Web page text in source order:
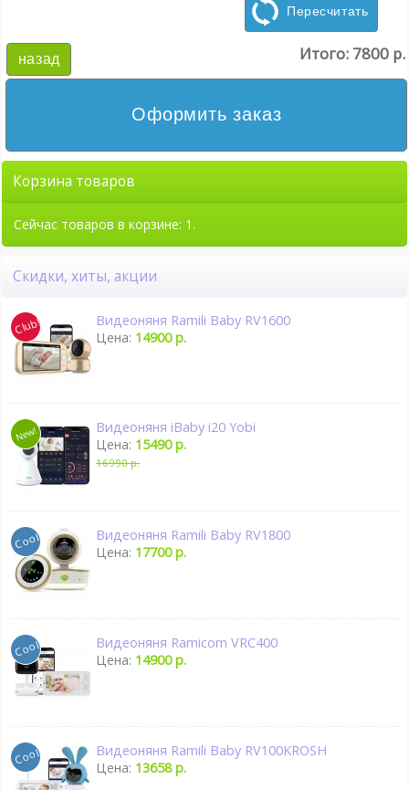
Пересчитать
назад Итого: 7800 р.
Оформить заказ
Корзина товаров
Сейчас товаров в корзине: 1.
Скидки, хиты, акции
Видеоняня Ramili Baby RV1600
Цена: 14900 р.
Видеоняня iBaby i20 Yobi
Цена: 15490 р.
16990 р.
Видеоняня Ramili Baby RV1800
Цена: 17700 р.
Видеоняня Ramicom VRC400
Цена: 14900 р.
Видеоняня Ramili Baby RV100KROSH
Цена: 13658 р.